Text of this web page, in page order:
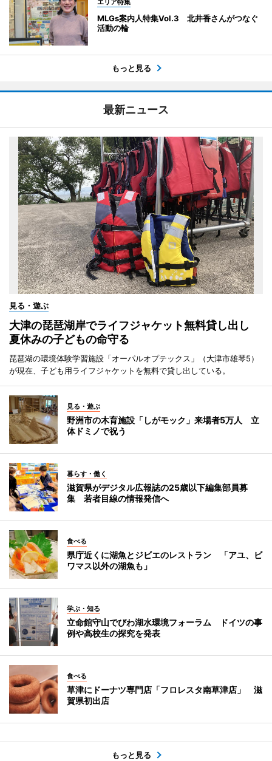
エリア特集
MLGs案内人特集Vol.3 北井香さんがつなぐ
活動の輪
もっと見る
最新ニュース
見る・遊ぶ
大津の琵琶湖岸でライフジャケット無料貸し出し
夏休みの子どもの命守る
琵琶湖の環境体験学習施設「オーパルオプテックス」（大津市雄琴5）
が現在、子ども用ライフジャケットを無料で貸し出している。
見る・遊ぶ
野洲市の木育施設「しがモック」来場者5万人 立
体ドミノで祝う
暮らす・働く
滋賀県がデジタル広報誌の25歳以下編集部員募
集 若者目線の情報発信へ
食べる
県庁近くに湖魚とジビエのレストラン 「アユ、ビ
ワマス以外の湖魚も」
学ぶ・知る
立命館守山でびわ湖水環境フォーラム ドイツの事
例や高校生の探究を発表
食べる
草津にドーナツ専門店「フロレスタ南草津店」 滋
賀県初出店
もっと見る